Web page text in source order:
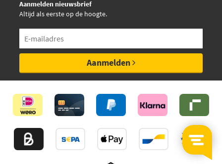
Aanmelden nieuwsbrief
Altijd als eerste op de hoogte.
Aanmelden